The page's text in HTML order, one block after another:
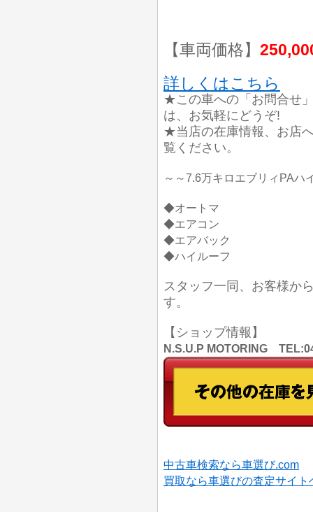
【車両価格】
詳しくはこちら
★この車への「お問合せ
は、お気軽にどうぞ!
★当店の在庫情報、お店
覧ください。
～～7.6万キロエブリィPAハ
◆オートマ
◆エアコン
◆エアバック
◆ハイルーフ
スタッフ一同、お客様か
す。
【ショップ情報】
N.S.U.P MOTORING
中古車検索なら車選び.com
買取なら車選びの査定サイト